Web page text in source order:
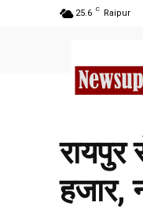
25.6 C Raipur
हजार,